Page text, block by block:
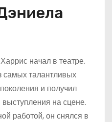
начал в театре.
талантливых
и получил
выступления на сцене.
работой, он снялся в